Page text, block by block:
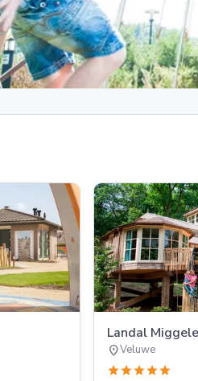
Landal
location_onVeluwe
starstarstarstarstar